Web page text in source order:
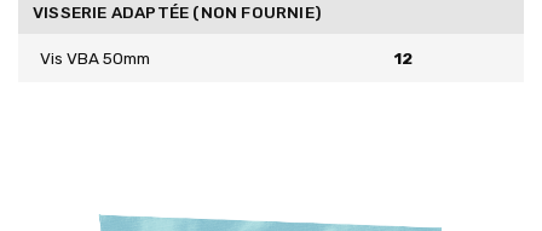
VISSERIE ADAPTÉE (NON FOURNIE)
Vis VBA 50mm 12